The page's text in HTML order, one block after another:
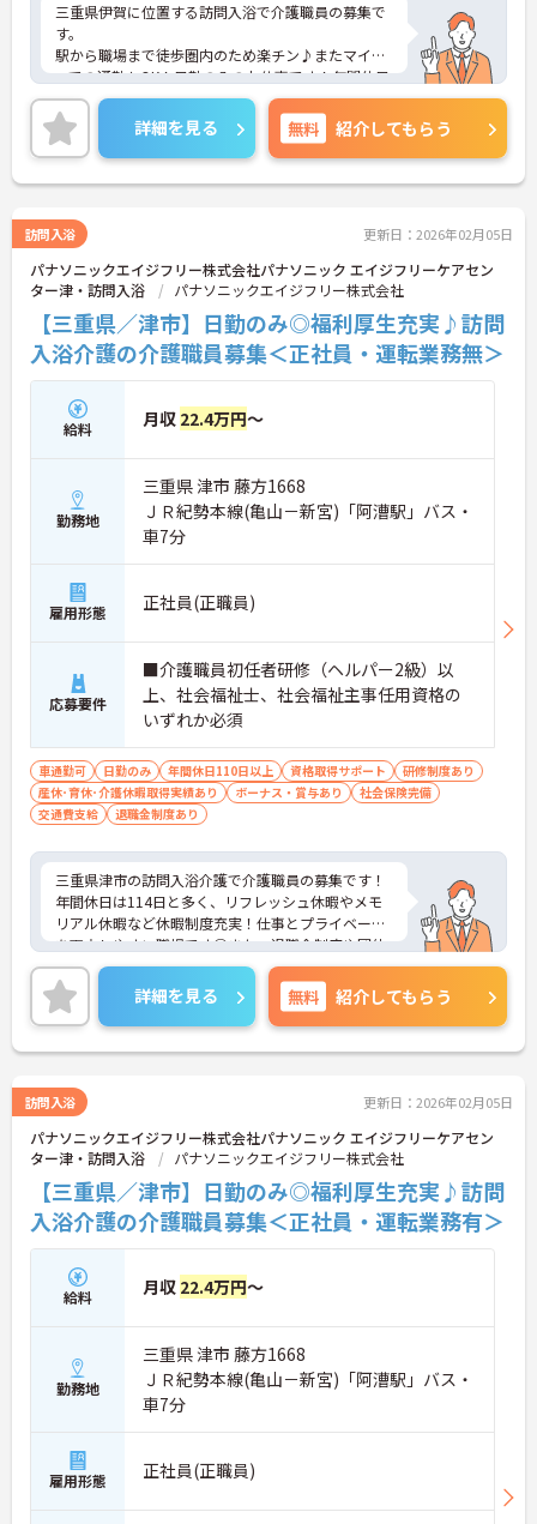
三重県伊賀に位置する訪問入浴で介護職員の募集で
す。
駅から職場まで徒歩圏内のため楽チン♪またマイカ
ーでの通勤もOK！日勤のみのお仕事です！年間休日
111日もあるためプライベートとの両立を目指す方
におすすめの環境です◎現場経験のない方でもチャ
レンジできる職場で、しっかりとしたフォロー体制
で、経験に関わらず安心してスタートできます。
こちらの求人にご興味がございましたら面接のポイ
ます。
詳細を見る 無料 紹介してもらう
訪問入浴 更新日：2026年02月05日
パナソニックエイジフリー株式会社パナソニック エイジフリーケアセン
ター津・訪問入浴
パナソニックエイジフリー株式会社
【三重県／津市】日勤のみ◎福利厚生充実♪訪問
入浴介護の介護職員募集＜正社員・運転業務無＞
給料 月収 22.4万円～
勤務地
三重県 津市 藤方1668
ＪＲ紀勢本線(亀山－新宮)「阿漕駅」バス・
車7分
雇用形態 正社員(正職員)
応募要件
■介護職員初任者研修（ヘルパー2級）以
上、社会福祉士、社会福祉主事任用資格の
いずれか必須
車通勤可 日勤のみ 年間休日110日以上 資格取得サポート
研修制度あり
産休･育休･介護休暇取得実績あり
ボーナス・賞与あり
社会保険完備
交通費支給
退職金制度あり
三重県津市の訪問入浴介護で介護職員の募集です！
年間休日は114日と多く、リフレッシュ休暇やメモ
リアル休暇など休暇制度充実！仕事とプライベート
を両立しやすい職場です◎また、退職金制度や団体
保険割引制度、保養所など福利厚生も充実してお
り、安心して長く働きやすい環境が整っています♪
ご興味のある方は面接ポイントをお伝えしますの
で、お気軽にご連絡ください！
詳細を見る 無料 紹介してもらう
訪問入浴 更新日：2026年02月05日
パナソニックエイジフリー株式会社パナソニック エイジフリーケアセン
ター津・訪問入浴
パナソニックエイジフリー株式会社
【三重県／津市】日勤のみ◎福利厚生充実♪訪問
入浴介護の介護職員募集＜正社員・運転業務有＞
給料 月収 22.4万円～
勤務地
三重県 津市 藤方1668
ＪＲ紀勢本線(亀山－新宮)「阿漕駅」バス・
車7分
雇用形態 正社員(正職員)